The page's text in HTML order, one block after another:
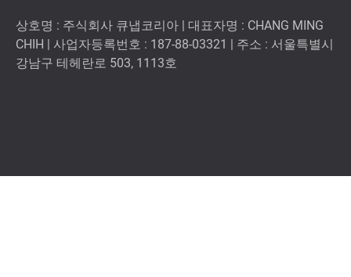
상호명 : 주식회사 큐냅코리아 | 대표자명 : CHANG MING
CHIH | 사업자등록번호 : 187-88-03321 | 주소 : 서울특별시
강남구 테헤란로 503, 1113호